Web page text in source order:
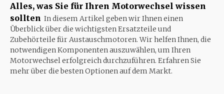
Alles, was Sie für Ihren Motorwechsel wissen
sollten In diesem Artikel geben wir Ihnen einen
Überblick über die wichtigsten Ersatzteile und
Zubehörteile für Austauschmotoren. Wir helfen Ihnen, die
notwendigen Komponenten auszuwählen, um Ihren
Motorwechsel erfolgreich durchzuführen. Erfahren Sie
mehr über die besten Optionen auf dem Markt.